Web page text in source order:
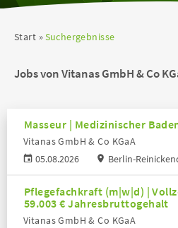
Start Suchergebnisse
Jobs von Vitanas GmbH & Co
Masseur | Medizinischer
05.08.2026
Vitanas GmbH & Co KGaA
Berlin-
Pflegefachkraft (m|w|d) |
59.003 € Jahresbruttogehalt
Vitanas GmbH & Co KGaA